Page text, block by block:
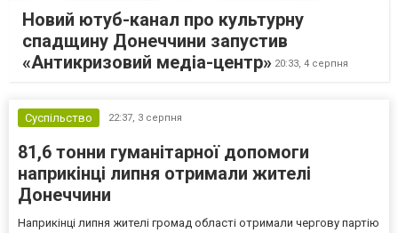
Новий ютуб-канал про культурну
спадщину Донеччини запустив
«Антикризовий медіа-центр» 20:33, 4 серпня
Суспільство 22:37, 3 серпня
81,6 тонни гуманітарної допомоги
наприкінці липня отримали жителі
Донеччини
Наприкінці липня жителі громад області отримали чергову партію